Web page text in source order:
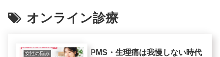
オンライン診療
女性の悩み
PMS・生理痛は我慢しない時代